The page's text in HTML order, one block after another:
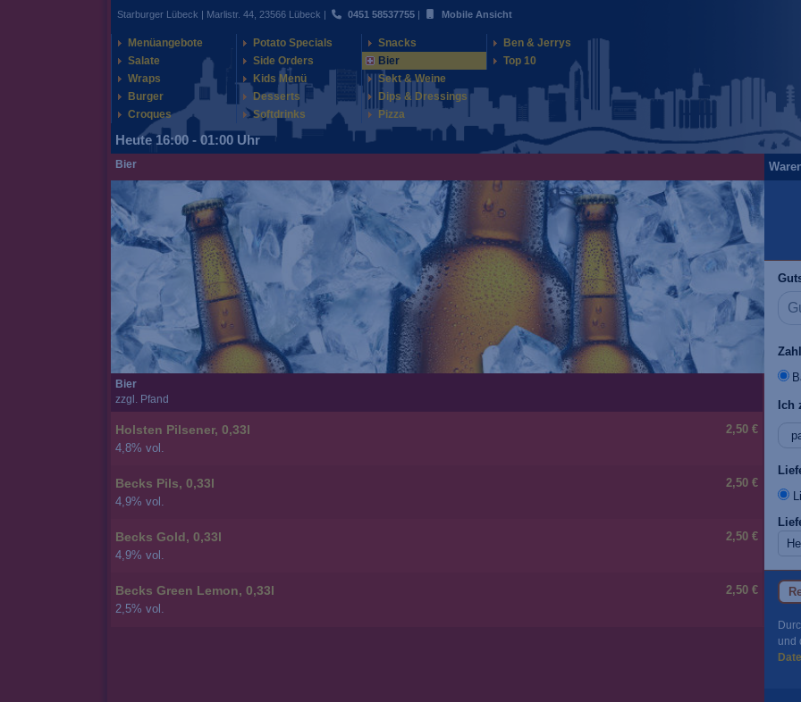
Starburger Lübeck | Marlistr. 44, 23566 Lübeck | 0451 58537755 | Mobile Ansicht
Menüangebote
Salate
Wraps
Burger
Croques
Potato Specials
Side Orders
Kids Menü
Desserts
Softdrinks
Snacks
Bier
Sekt & Weine
Dips & Dressings
Pizza
Ben & Jerrys
Top 10
Heute 16:00 - 01:00 Uhr
Bier
Bier
zzgl. Pfand
Holsten Pilsener, 0,33l
4,8% vol.
2,50 €
Becks Pils, 0,33l
4,9% vol.
2,50 €
Becks Gold, 0,33l
4,9% vol.
2,50 €
Becks Green Lemon, 0,33l
2,5% vol.
2,50 €
Ich
und